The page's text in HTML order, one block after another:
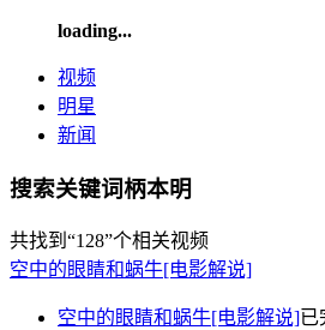
loading...
视频
明星
新闻
搜索关键词柄本明
共找到 “128”个相关视频
空中的眼睛和蜗牛[电影解说]
空中的眼睛和蜗牛[电影解说]已